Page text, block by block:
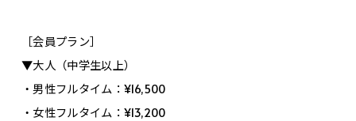
［会員プラン］
▼大人（中学生以上）
・男性フルタイム：¥16,500
・女性フルタイム：¥13,200